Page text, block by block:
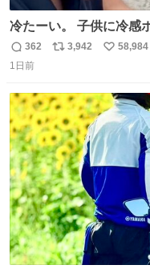
冷たーい。 子供に冷感
ぎで喜んでくれました
た山口県の恩師に感謝。
返
信
362
リ
ト
数
3,942
い
数
58,984
1日前